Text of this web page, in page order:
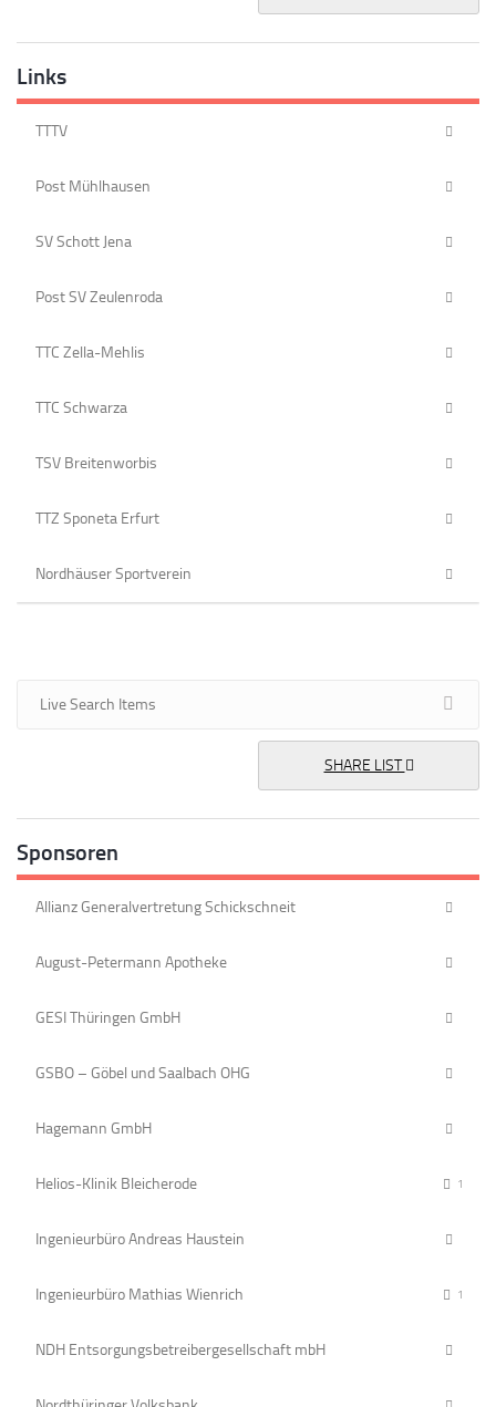
Links
TTTV
Post Mühlhausen
SV Schott Jena
Post SV Zeulenroda
TTC Zella-Mehlis
TTC Schwarza
TSV Breitenworbis
TTZ Sponeta Erfurt
Nordhäuser Sportverein
SHARE LIST
Sponsoren
Allianz Generalvertretung Schickschneit
August-Petermann Apotheke
GESI Thüringen GmbH
GSBO – Göbel und Saalbach OHG
Hagemann GmbH
Helios-Klinik Bleicherode 1
Ingenieurbüro Andreas Haustein
Ingenieurbüro Mathias Wienrich 1
NDH Entsorgungsbetreibergesellschaft mbH